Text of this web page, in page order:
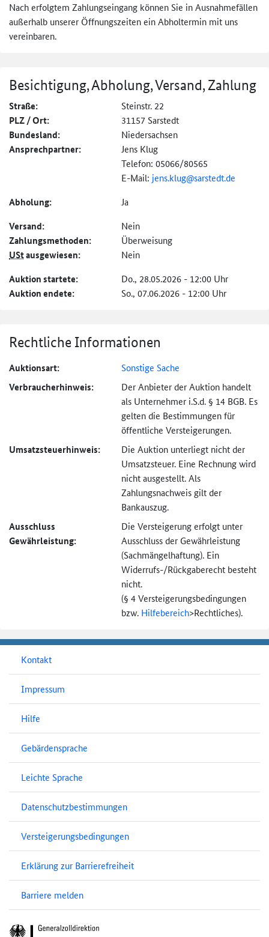
Nach erfolgtem Zahlungseingang können Sie in Ausnahmefällen
außerhalb unserer Öffnungszeiten ein Abholtermin mit uns
vereinbaren.
Besichtigung, Abholung, Versand, Zahlung
Straße: Steinstr. 22
PLZ / Ort: 31157 Sarstedt
Bundesland: Niedersachsen
Ansprechpartner:
Jens Klug
Telefon: 05066/80565
E-Mail: jens.klug@sarstedt.de
Abholung: Ja
Versand: Nein
Zahlungs­methoden: Überweisung
UStausgewiesen: Nein
Auktion startete: Do., 28.05.2026 - 12:00 Uhr
Auktion endete: So., 07.06.2026 - 12:00 Uhr
Rechtliche Informationen
Auktionsart: Sonstige Sache
Verbraucher­hinweis:
Der Anbieter der Auktion handelt
als Unternehmer i.S.d. § 14 BGB. Es
gelten die Bestimmungen für
öffentliche Versteigerungen.
Umsatzsteuer­hinweis:
Die Auktion unterliegt nicht der
Umsatzsteuer. Eine Rechnung wird
nicht ausgestellt. Als
Zahlungsnachweis gilt der
Bankauszug.
Ausschluss
Gewährleistung:
Die Versteigerung erfolgt unter
Ausschluss der Gewährleistung
(Sachmängel­haftung). Ein
Widerrufs-/Rückgaberecht besteht
nicht.
(§ 4 Versteigerungs­bedingungen
bzw. Hilfebereich>Rechtliches).
Kontakt
Impressum
Hilfe
Gebärdensprache
Leichte Sprache
Datenschutzbestimmungen
Versteigerungsbedingungen
Erklärung zur Barrierefreiheit
Barriere melden